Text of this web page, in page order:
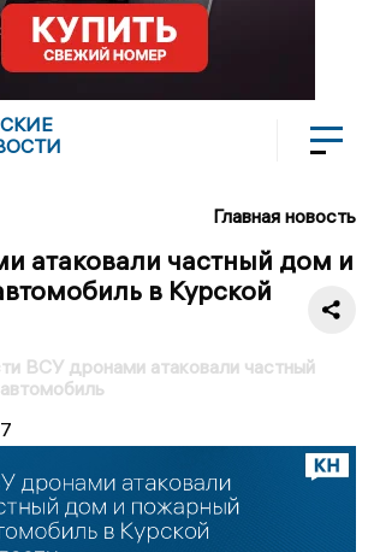
Главная новость
атаковали частный дом и
в Курской
ВСУ дронами атаковали частный